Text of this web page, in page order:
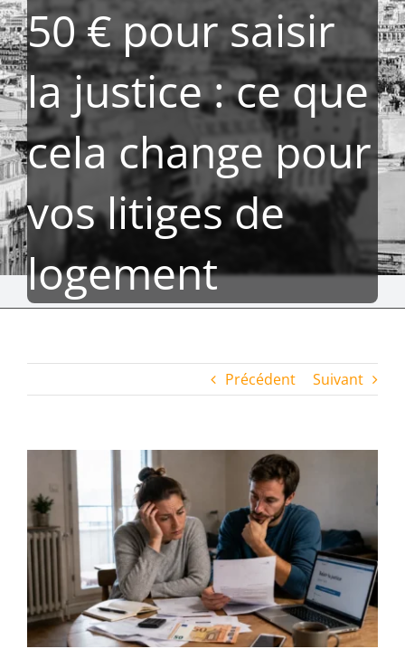
50 € pour saisir
la justice : ce que
cela change pour
vos litiges de
logement
Précédent Suivant
l'image
agrandie